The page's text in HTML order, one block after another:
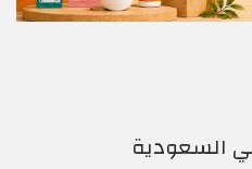
السعودية